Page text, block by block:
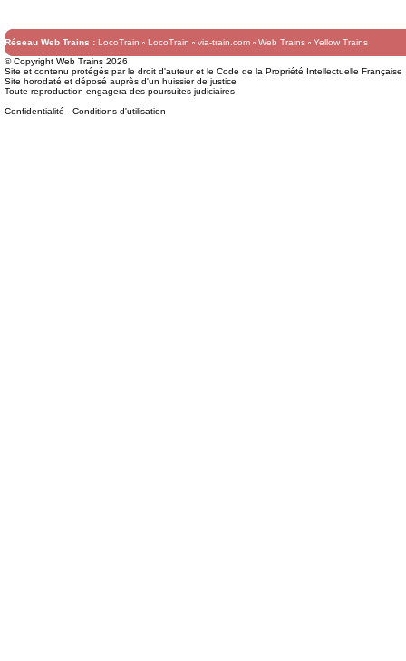
Réseau Web Trains : LocoTrain LocoTrain via-train.com Web Trains
Yellow Trains
© Copyright Web Trains 2026
Site et contenu protégés par le droit d'auteur et le Code de la Propriété Intellectuelle Française
Site horodaté et déposé auprès d'un huissier de justice
Toute reproduction engagera des poursuites judiciaires
Confidentialité - Conditions d'utilisation